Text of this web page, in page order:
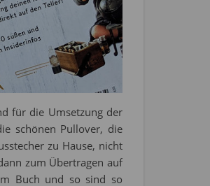
für die Umsetzung der
schönen Pullover, die
zu Hause, nicht
zum Übertragen auf
Buch und so sind so